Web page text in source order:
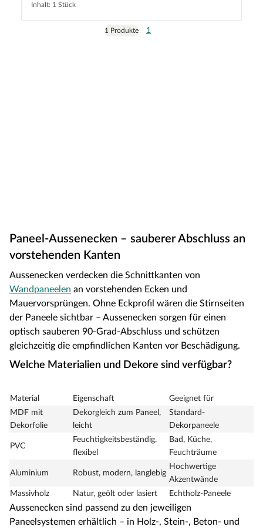
Inhalt: 1 Stück
1 Produkte 1
Paneel-Aussenecken – sauberer Abschluss an
vorstehenden Kanten
Aussenecken verdecken die Schnittkanten von
Wandpaneelen an vorstehenden Ecken und
Mauervorsprüngen. Ohne Eckprofil wären die Stirnseiten
der Paneele sichtbar – Aussenecken sorgen für einen
optisch sauberen 90-Grad-Abschluss und schützen
gleichzeitig die empfindlichen Kanten vor Beschädigung.
Welche Materialien und Dekore sind verfügbar?
Material Eigenschaft
Geeignet für
MDF mit
Dekorfolie
Dekorgleich zum Paneel,
leicht
Standard-
Dekorpaneele
PVC
Feuchtigkeitsbeständig,
flexibel
Bad, Küche,
Feuchträume
Aluminium Robust, modern, langlebig
Hochwertige
Akzentwände
Massivholz
Natur, geölt oder lasiert Echtholz-Paneele
Aussenecken sind passend zu den jeweiligen
Paneelsystemen erhältlich – in Holz-, Stein-, Beton- und